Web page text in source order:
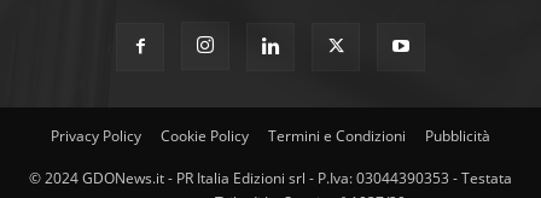
Privacy Policy Cookie Policy Termini e Condizioni Pubblicità
© 2024 GDONews.it - PR Italia Edizioni srl - P.Iva: 03044390353 - Testata